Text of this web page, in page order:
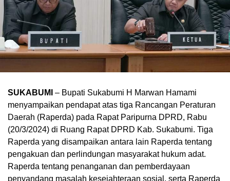
SUKABUMI – Bupati Sukabumi H Marwan Hamami
menyampaikan pendapat atas tiga Rancangan Peraturan
Daerah (Raperda) pada Rapat Paripurna DPRD, Rabu
(20/3/2024) di Ruang Rapat DPRD Kab. Sukabumi. Tiga
Raperda yang disampaikan antara lain Raperda tentang
pengakuan dan perlindungan masyarakat hukum adat.
Raperda tentang penanganan dan pemberdayaan
penyandang masalah kesejahteraan sosial, serta Raperda